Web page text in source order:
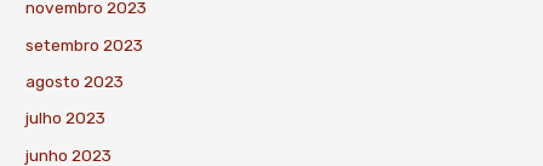
novembro 2023
setembro 2023
agosto 2023
julho 2023
junho 2023